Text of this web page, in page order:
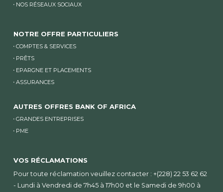
NOS RÉSEAUX SOCIAUX
NOTRE OFFRE PARTICULIERS
COMPTES & SERVICES
PRÊTS
EPARGNE ET PLACEMENTS
ASSURANCES
AUTRES OFFRES BANK OF AFRICA
GRANDES ENTREPRISES
PME
VOS RÉCLAMATIONS
Pour toute réclamation veuillez contacter : +(228) 22 53 62 62
- Lundi à Vendredi de 7h45 à 17h00 et le Samedi de 9h00 à